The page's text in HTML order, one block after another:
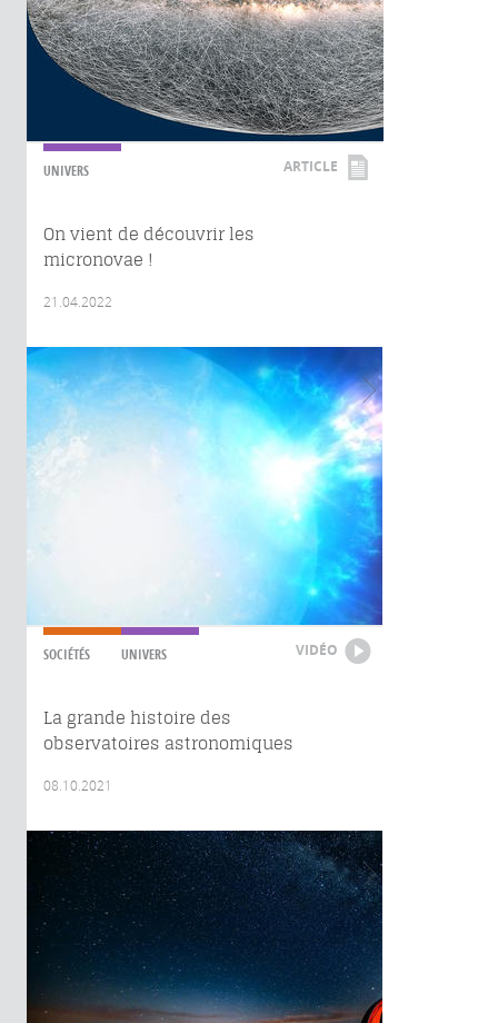
UNIVERS ARTICLE
On vient de découvrir les
micronovae !
21.04.2022
SOCIÉTÉS UNIVERS VIDÉO
La grande histoire des
observatoires astronomiques
08.10.2021